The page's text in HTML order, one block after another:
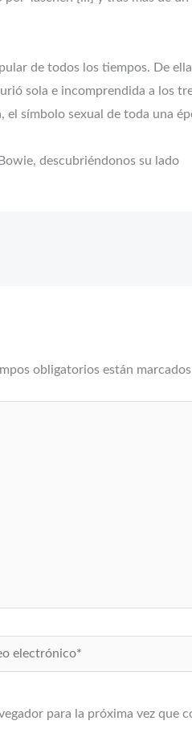
de todos los tiempos. De
sola e incomprendida a los
el símbolo sexual de toda una
descubriéndonos su lado
obligatorios están
para la próxima vez que